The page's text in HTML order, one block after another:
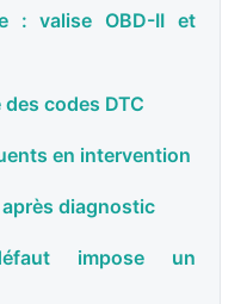
: valise OBD-II et
codes DTC
en intervention
diagnostic
impose un